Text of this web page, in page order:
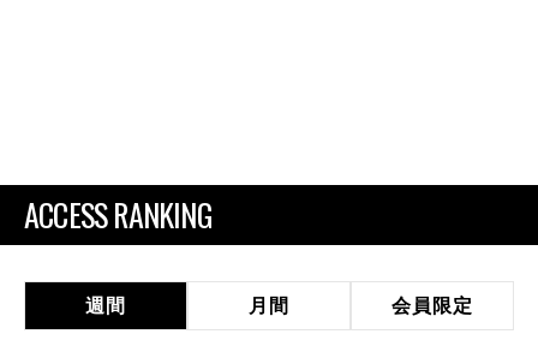
ACCESS RANKING
週間 月間 会員限定